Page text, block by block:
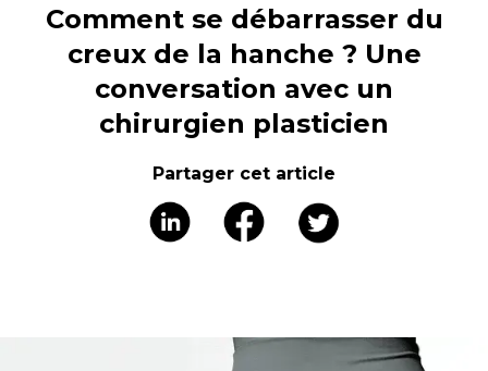
Comment se débarrasser du
creux de la hanche ? Une
conversation avec un
chirurgien plasticien
Partager cet article